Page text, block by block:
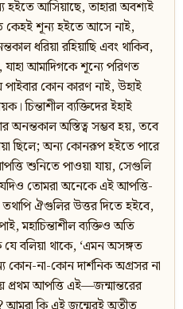
হইতে আসিয়াছে, তাহারা অবশ্যই
কেহই শূন্য হইতে আসে নাই,
ধরিয়া রহিয়াছি এবং থাকিব,
আমাদিগকে শূন্যে পরিণত
পাইবার কোন কারণ নাই, উহাই
চিন্তাশীল ব্যক্তিদের ইহাই
অনন্তকাল অস্তিত্ব সম্ভব হয়, তবে
ছিলে; অন্য কোনরূপ হইতে পারে
শুনিতে পাওয়া যায়, সেগুলি
যদিও তোমরা অনেকে এই আপত্তি-
ঐগুলির উত্তর দিতে হইবে,
মহাচিন্তাশীল ব্যক্তিও অতি
যে বলিয়া থাকে, ‘এমন অসঙ্গত
কোন-না-কোন দার্শনিক অগ্রসর না
আপত্তি এই—জন্মান্তরের